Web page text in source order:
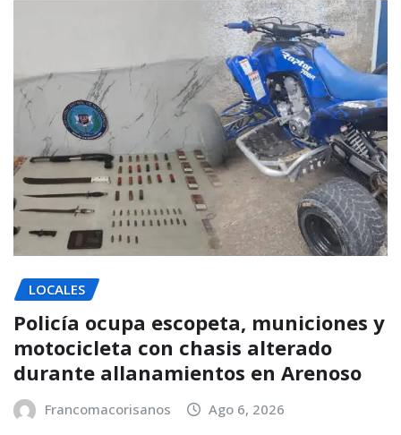
LOCALES
Policía ocupa escopeta, municiones y
motocicleta con chasis alterado
durante allanamientos en Arenoso
Francomacorisanos Ago 6, 2026